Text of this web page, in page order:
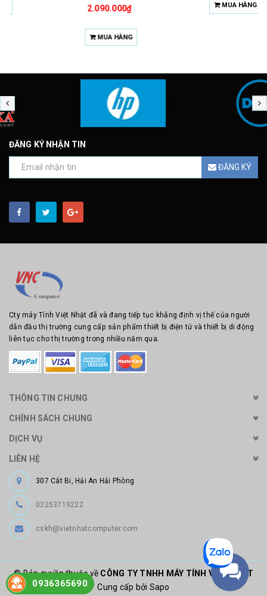
2.090.000₫
MUA HÀNG
MUA HÀNG
ĐĂNG KÝ NHẬN TIN
ĐĂNG KÝ
Cty máy Tính Việt Nhật đã và đang tiếp tục khẳng định vị thế của người
dẫn đầu thị trường cung cấp sản phẩm thiết bị điện tử và thiết bị di động
liên tục cho thị trường trong nhiều năm qua.
THÔNG TIN CHUNG
CHÍNH SÁCH CHUNG
DỊCH VỤ
LIÊN HỆ
307 Cát Bi, Hải An Hải Phòng
02253719222
cskh@vietnhatcomputer.com
© Bản quyền thuộc về CÔNG TY TNHH MÁY TÍNH VIỆT NHẬT
Cung cấp bởi Sapo
0936365690